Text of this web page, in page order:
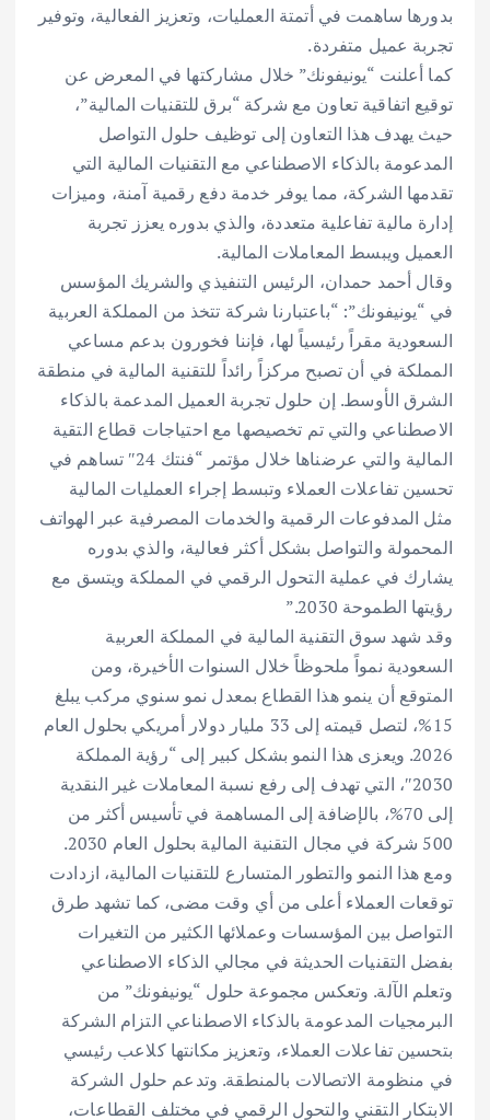
بدورها ساهمت في أتمتة العمليات، وتعزيز الفعالية، وتوفير
تجربة عميل متفردة.
كما أعلنت “يونيفونك” خلال مشاركتها في المعرض عن
توقيع اتفاقية تعاون مع شركة “برق للتقنيات المالية”،
حيث يهدف هذا التعاون إلى توظيف حلول التواصل
المدعومة بالذكاء الاصطناعي مع التقنيات المالية التي
تقدمها الشركة، مما يوفر خدمة دفع رقمية آمنة، وميزات
إدارة مالية تفاعلية متعددة، والذي بدوره يعزز تجربة
العميل ويبسط المعاملات المالية.
وقال أحمد حمدان، الرئيس التنفيذي والشريك المؤسس
في “يونيفونك”: “باعتبارنا شركة تتخذ من المملكة العربية
السعودية مقراً رئيسياً لها، فإننا فخورون بدعم مساعي
المملكة في أن تصبح مركزاً رائداً للتقنية المالية في منطقة
الشرق الأوسط. إن حلول تجربة العميل المدعمة بالذكاء
الاصطناعي والتي تم تخصيصها مع احتياجات قطاع التقية
المالية والتي عرضناها خلال مؤتمر “فنتك 24″ تساهم في
تحسين تفاعلات العملاء وتبسط إجراء العمليات المالية
مثل المدفوعات الرقمية والخدمات المصرفية عبر الهواتف
المحمولة والتواصل بشكل أكثر فعالية، والذي بدوره
يشارك في عملية التحول الرقمي في المملكة ويتسق مع
رؤيتها الطموحة 2030.”
وقد شهد سوق التقنية المالية في المملكة العربية
السعودية نمواً ملحوظاً خلال السنوات الأخيرة، ومن
المتوقع أن ينمو هذا القطاع بمعدل نمو سنوي مركب يبلغ
15%، لتصل قيمته إلى 33 مليار دولار أمريكي بحلول العام
2026. ويعزى هذا النمو بشكل كبير إلى “رؤية المملكة
2030″، التي تهدف إلى رفع نسبة المعاملات غير النقدية
إلى 70%، بالإضافة إلى المساهمة في تأسيس أكثر من
500 شركة في مجال التقنية المالية بحلول العام 2030.
ومع هذا النمو والتطور المتسارع للتقنيات المالية، ازدادت
توقعات العملاء أعلى من أي وقت مضى، كما تشهد طرق
التواصل بين المؤسسات وعملائها الكثير من التغيرات
بفضل التقنيات الحديثة في مجالي الذكاء الاصطناعي
وتعلم الآلة. وتعكس مجموعة حلول “يونيفونك” من
البرمجيات المدعومة بالذكاء الاصطناعي التزام الشركة
بتحسين تفاعلات العملاء، وتعزيز مكانتها كلاعب رئيسي
في منظومة الاتصالات بالمنطقة. وتدعم حلول الشركة
الابتكار التقني والتحول الرقمي في مختلف القطاعات،